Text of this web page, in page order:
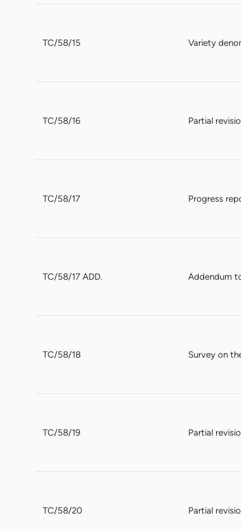
TC/58/15 Variety
TC/58/16 Partial
TC/58/17 Progress
TC/58/17 ADD. Addendum
TC/58/18 Survey on
TC/58/19 Partial
TC/58/20 Partial